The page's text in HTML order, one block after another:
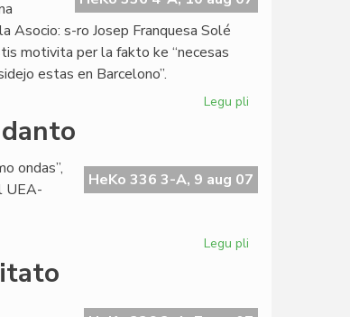
Asocio: s-ro Josep Franquesa Solé
motivita per la fakto ke “necesas
estas en Barcelono”.
Legu pli
la
celilo
HeKo 336 3-A, 9 aug 07
ondas”,
UEA-
Legu pli